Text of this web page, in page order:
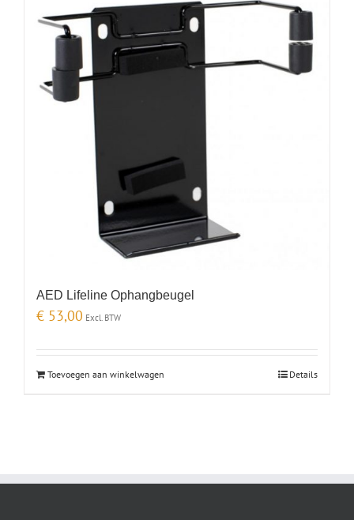
AED Lifeline Ophangbeugel
€ 53,00 Excl. BTW
Toevoegen aan winkelwagen Details